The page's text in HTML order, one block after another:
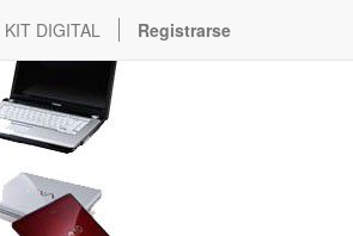
KIT DIGITAL Registrarse